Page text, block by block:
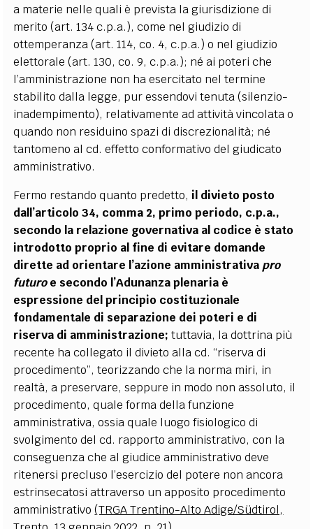
a materie nelle quali è prevista la giurisdizione di
merito (art. 134 c.p.a.), come nel giudizio di
ottemperanza (art. 114, co. 4, c.p.a.) o nel giudizio
elettorale (art. 130, co. 9, c.p.a.); né ai poteri che
l’amministrazione non ha esercitato nel termine
stabilito dalla legge, pur essendovi tenuta (silenzio-
inadempimento), relativamente ad attività vincolata o
quando non residuino spazi di discrezionalità; né
tantomeno al cd. effetto conformativo del giudicato
amministrativo.
Fermo restando quanto predetto, il divieto posto
dall’articolo 34, comma 2, primo periodo, c.p.a.,
secondo la relazione governativa al codice è stato
introdotto proprio al fine di evitare domande
dirette ad orientare l’azione amministrativa pro
futuroe secondo l’Adunanza plenaria è
espressione del principio costituzionale
fondamentale di separazione dei poteri e di
riserva di amministrazione; tuttavia, la dottrina più
recente ha collegato il divieto alla cd.“riserva di
procedimento”, teorizzando che la norma miri, in
realtà, a preservare, seppure in modo non assoluto, il
procedimento, quale forma della funzione
amministrativa, ossia quale luogo fisiologico di
svolgimento del cd. rapporto amministrativo, con la
conseguenza che al giudice amministrativo deve
ritenersi precluso l’esercizio del potere non ancora
estrinsecatosi attraverso un apposito procedimento
amministrativo(TRGA Trentino-Alto Adige/Südtirol,